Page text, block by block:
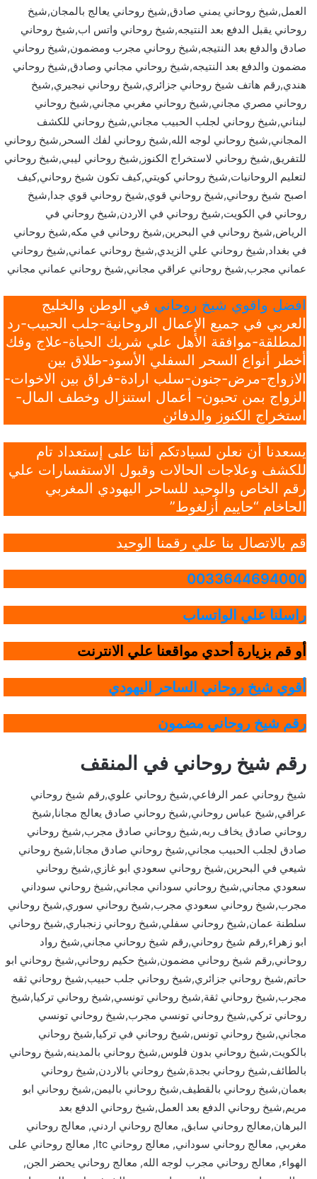
العمل,شيخ روحاني يمني صادق,شيخ روحاني يعالج بالمجان,شيخ
روحاني يقبل الدفع بعد النتيجه,شيخ روحاني واتس اب,شيخ روحاني
صادق والدفع بعد النتيجه,شيخ روحاني مجرب ومضمون,شيخ روحاني
مضمون والدفع بعد النتيجه,شيخ روحاني مجاني وصادق,شيخ روحاني
هندي,رقم هاتف شيخ روحاني جزائري,شيخ روحاني نيجيري,شيخ
روحاني مصري مجاني,شيخ روحاني مغربي مجاني,شيخ روحاني
لبناني,شيخ روحاني لجلب الحبيب مجاني,شيخ روحاني للكشف
المجاني,شيخ روحاني لوجه الله,شيخ روحاني لفك السحر,شيخ روحاني
للتفريق,شيخ روحاني لاستخراج الكنوز,شيخ روحاني ليبي,شيخ روحاني
لتعليم الروحانيات,شيخ روحاني كويتي,كيف تكون شيخ روحاني,كيف
اصبح شيخ روحاني,شيخ روحاني قوي,شيخ روحاني قوي جدا,شيخ
روحاني في الكويت,شيخ روحاني في الاردن,شيخ روحاني في
الرياض,شيخ روحاني في البحرين,شيخ روحاني في مكه,شيخ روحاني
في بغداد,شيخ روحاني علي الزيدي,شيخ روحاني عماني,شيخ روحاني
عماني مجرب,شيخ روحاني عراقي مجاني,شيخ روحاني عماني مجاني
افضل واقوي شيخ روحاني في الوطن والخليج
العربي في جميع الإعمال الروحانية-جلب الحبيب-رد
المطلقة-موافقة الأهل علي شريك الحياة-علاج وفك
أخطر أنواع السحر السفلي الأسود-طلاق بين
الازواج-مرض-جنون-سلب ارادة-فراق بين الاخوات-
الزواج بمن تحبون- أعمال استنزال وخطف المال-
استخراج الكنوز والدفائن
يسعدنا أن نعلن لسيادتكم أننا على إستعداد تام
للكشف وعلاجات الحالات وقبول الاستفسارات علي
رقم الخاص والوحيد للساحر اليهودي المغربي
الحاخام “حاييم أزلغوط”
قم بالاتصال بنا علي رقمنا الوحيد
0033644694000
راسلنا علي الواتساب
أو قم بزيارة أحدي مواقعنا علي الانترنت
أقوي شيخ روحاني الساحر اليهودي
رقم شيخ روحاني مضمون
رقم شيخ روحاني في المنقف
شيخ روحاني عمر الرفاعي,شيخ روحاني علوي,رقم شيخ روحاني
عراقي,شيخ عباس روحاني,شيخ روحاني صادق يعالج مجانا,شيخ
روحاني صادق يخاف ربه,شيخ روحاني صادق مجرب,شيخ روحاني
صادق لجلب الحبيب مجاني,شيخ روحاني صادق مجانا,شيخ روحاني
شيعي في البحرين,شيخ روحاني سعودي ابو غازي,شيخ روحاني
سعودي مجاني,شيخ روحاني سوداني مجاني,شيخ روحاني سوداني
مجرب,شيخ روحاني سعودي مجرب,شيخ روحاني سوري,شيخ روحاني
سلطنة عمان,شيخ روحاني سفلي,شيخ روحاني زنجباري,شيخ روحاني
ابو زهراء,رقم شيخ روحاني,رقم شيخ روحاني مجاني,شيخ رواد
روحاني,رقم شيخ روحاني مضمون,شيخ حكيم روحاني,شيخ روحاني ابو
حاتم,شيخ روحاني جزائري,شيخ روحاني جلب حبيب,شيخ روحاني ثقه
مجرب,شيخ روحاني ثقة,شيخ روحاني تونسي,شيخ روحاني تركيا,شيخ
روحاني تركي,شيخ روحاني تونسي مجرب,شيخ روحاني تونسي
مجاني,شيخ روحاني تونس,شيخ روحاني في تركيا,شيخ روحاني
بالكويت,شيخ روحاني بدون فلوس,شيخ روحاني بالمدينه,شيخ روحاني
بالطائف,شيخ روحاني بجدة,شيخ روحاني بالاردن,شيخ روحاني
بعمان,شيخ روحاني بالقطيف,شيخ روحاني باليمن,شيخ روحاني ابو
مريم,شيخ روحاني الدفع بعد العمل,شيخ روحاني الدفع بعد
البرهان,معالج روحاني سابق, معالج روحاني اردني, معالج روحاني
مغربي, معالج روحاني سوداني, معالج روحاني ltc, معالج روحاني على
الهواء, معالج روحاني مجرب لوجه الله, معالج روحاني يحضر الجن,